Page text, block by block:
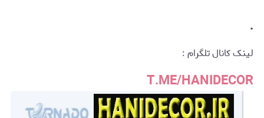
.
لینک کانال تلگرام :
T.ME/HANIDECOR